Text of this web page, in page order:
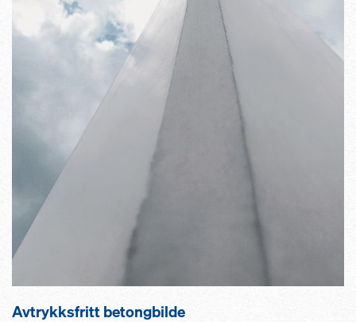
Avtrykksfritt betongbilde